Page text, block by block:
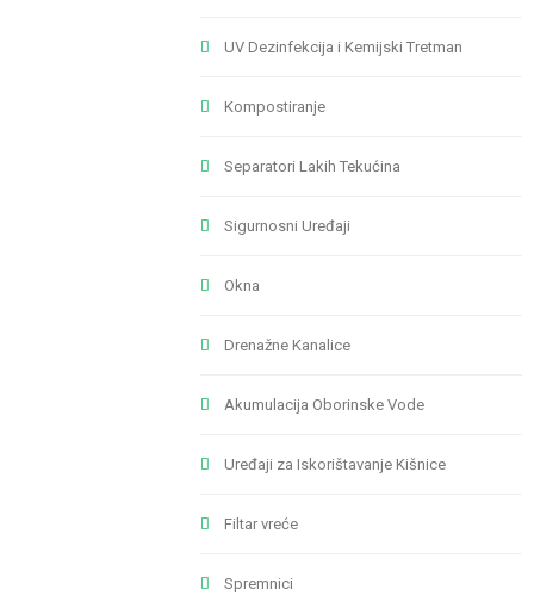
UV Dezinfekcija i Kemijski Tretman
Kompostiranje
Separatori Lakih Tekućina
Sigurnosni Uređaji
Okna
Drenažne Kanalice
Akumulacija Oborinske Vode
Uređaji za Iskorištavanje Kišnice
Filtar vreće
Spremnici